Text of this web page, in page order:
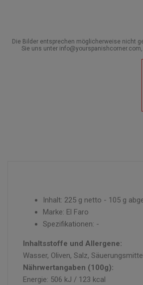
Die Bilder entsprechen möglicherweise nicht
Sie uns unter
Inhalt: 225 g netto - 105 g
Marke: El Faro
Spezifikationen: -
Inhaltsstoffe und Allergene:
Wasser, Oliven, Salz,
Nährwertangaben (100g):
Energie: 506 kJ / 123 kcal